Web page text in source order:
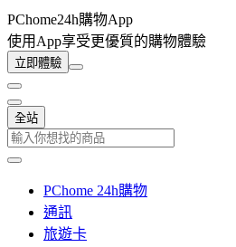
PChome24h購物App
使用App享受更優質的購物體驗
立即體驗
全站
PChome 24h購物
通訊
旅遊卡